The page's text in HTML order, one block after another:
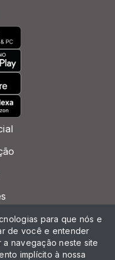
para que nós e
de você e entender
navegação neste site
implícito à nossa